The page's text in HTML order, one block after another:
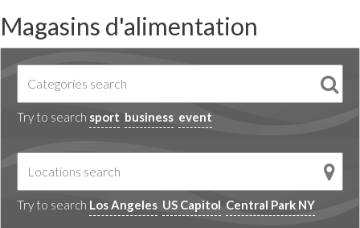
Magasins d'alimentation
Try to search sport business event
Try to search Los Angeles US Capitol Central Park NY